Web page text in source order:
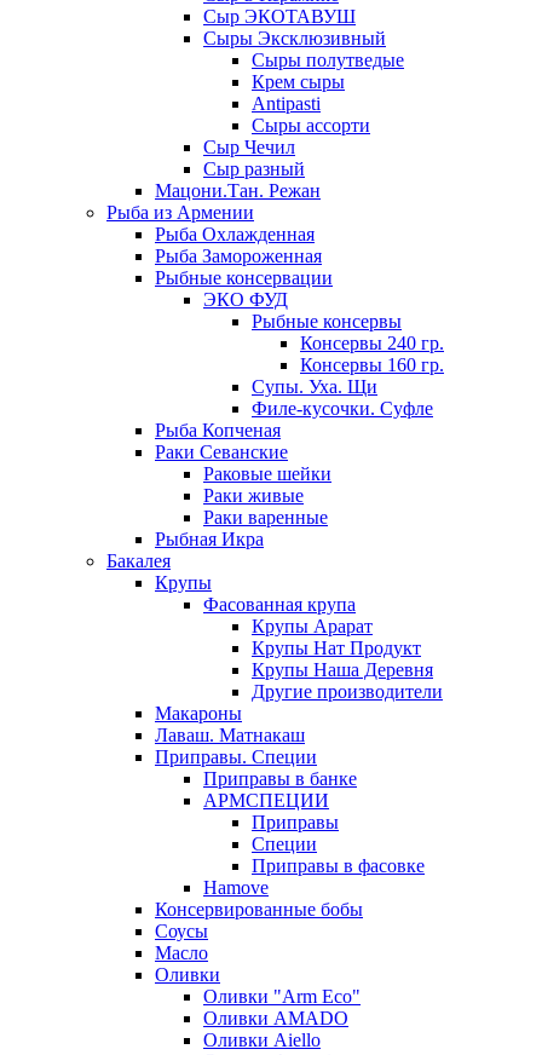
Сыр ЭКОТАВУШ
Сыры Эксклюзивный
Сыры полутведые
Крем сыры
Antipasti
Сыры ассорти
Сыр Чечил
Сыр разный
Мацони.Тан. Режан
Рыба из Армении
Рыба Охлажденная
Рыба Замороженная
Рыбные консервации
ЭКО ФУД
Рыбные консервы
Консервы 240 гр.
Консервы 160 гр.
Супы. Уха. Щи
Филе-кусочки. Суфле
Рыба Копченая
Раки Севанские
Раковые шейки
Раки живые
Раки варенные
Рыбная Икра
Бакалея
Крупы
Фасованная крупа
Крупы Арарат
Крупы Нат Продукт
Крупы Наша Деревня
Другие производители
Макароны
Лаваш. Матнакаш
Приправы. Специи
Приправы в банке
АРМСПЕЦИИ
Приправы
Специи
Приправы в фасовке
Hamove
Консервированные бобы
Соусы
Масло
Оливки
Оливки "Arm Eco"
Оливки AMADO
Оливки Aiello